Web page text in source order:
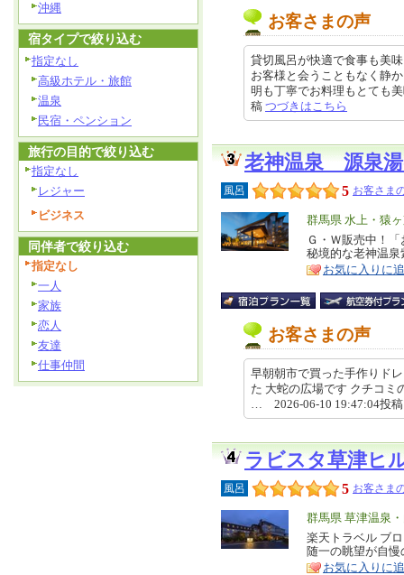
お客さまの声
貸切風呂が快適で食事も美
お客様と会うこともなく静
明も丁寧でお料理もとても
稿 つづきはこちら
老神温泉 源泉
風呂 5 お客さま
エ
リ
ア
群馬県 水上・猿
特
徴
Ｇ・Ｗ販売中！
秘境的な老神温
お気に入りに
お客さまの声
早朝朝市で買った手作りド
た 大蛇の広場です クチコ
… 2026-06-10 19:47:04投
ラビスタ草津ヒ
風呂 5 お客さま
エ
リ
ア
群馬県 草津温泉
特
徴
楽天トラベル ブ
随一の眺望が自
お気に入りに
沖縄
宿タイプで絞り込む
指定なし
高級ホテル・旅館
温泉
民宿・ペンション
旅行の目的で絞り込む
指定なし
レジャー
ビジネス
同伴者で絞り込む
指定なし
一人
家族
恋人
友達
仕事仲間